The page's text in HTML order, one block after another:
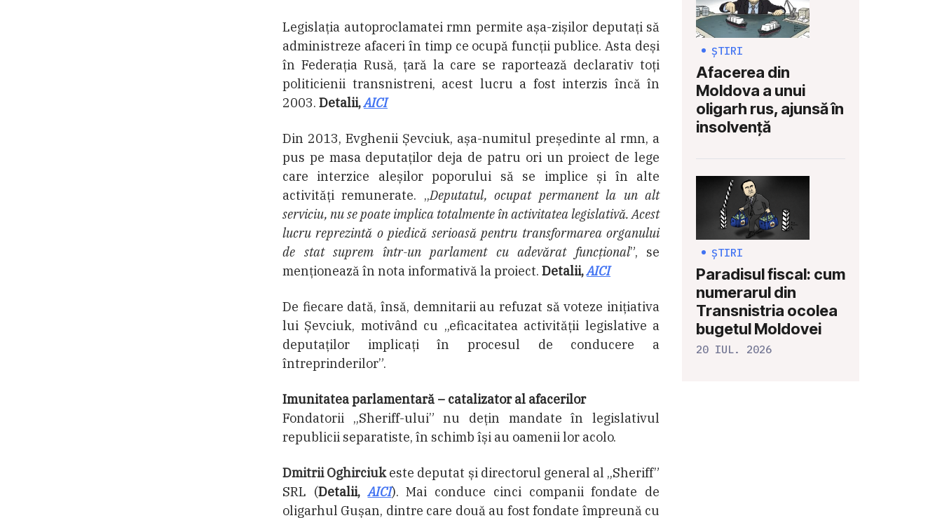
Legislația autoproclamatei rmn permite așa-zișilor deputați să
administreze afaceri în timp ce ocupă funcții publice. Asta deși
în Federația Rusă, țară la care se raportează declarativ toți
politicienii transnistreni, acest lucru a fost interzis încă în
2003. Detalii,AICI
Din 2013, Evghenii Șevciuk, așa-numitul președinte al rmn, a
pus pe masa deputaților deja de patru ori un proiect de lege
care interzice aleșilor poporului să se implice și în alte
activități remunerate. „Deputatul, ocupat permanent la un alt
serviciu, nu se poate implica totalmente în activitatea legislativă. Acest
lucru reprezintă o piedică serioasă pentru transformarea organului
de stat suprem într-un parlament cu adevărat funcțional”, se
menționează în nota informativă la proiect. Detalii,AICI
De fiecare dată, însă, demnitarii au refuzat să voteze inițiativa
lui Șevciuk, motivând cu „eficacitatea activității legislative a
deputaților implicați în procesul de conducere a
întreprinderilor”.
Imunitatea parlamentară – catalizator al afacerilor
Fondatorii „Sheriff-ului” nu dețin mandate în legislativul
republicii separatiste, în schimb își au oamenii lor acolo.
Dmitrii Oghirciukeste deputat și directorul general al „Sheriff”
SRL (Detalii,AICI). Mai conduce cinci companii fondate de
oligarhul Gușan, dintre care două au fost fondate împreună cu
ȘTIRI
Afacerea din
Moldova a unui
oligarh rus, ajunsă în
insolvență
ȘTIRI
Paradisul fiscal: cum
numerarul din
Transnistria ocolea
bugetul Moldovei
20 IUL. 2026